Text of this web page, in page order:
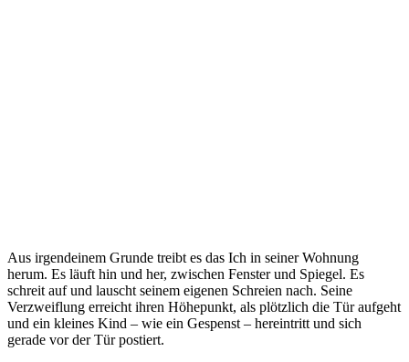
Aus irgendeinem Grunde treibt es das Ich in seiner Wohnung
herum. Es läuft hin und her, zwischen Fenster und Spiegel. Es
schreit auf und lauscht seinem eigenen Schreien nach. Seine
Verzweiflung erreicht ihren Höhepunkt, als plötzlich die Tür aufgeht
und ein kleines Kind – wie ein Gespenst – hereintritt und sich
gerade vor der Tür postiert.